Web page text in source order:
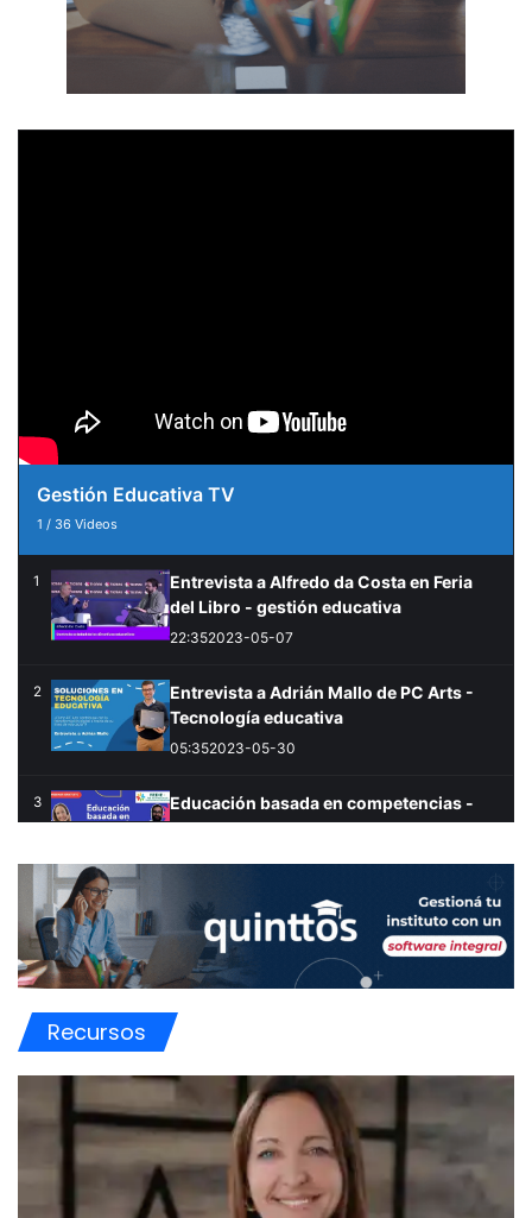
Gestión Educativa TV
1 / 36 Videos
1
Entrevista a Alfredo da Costa en Feria
del Libro - gestión educativa
22:352023-05-07
2
Entrevista a Adrián Mallo de PC Arts -
Tecnología educativa
05:352023-05-30
3
Educación basada en competencias -
competencias en educacion
4
Lanzamiento del Desafío "Yo Puedo" de
Design for Change Argentina
01:01:132023-04-27
Escuela Inclusiva. Charla de Elena
Kuchimpós sobre inclusión educativa
2022-10-20
Recursos